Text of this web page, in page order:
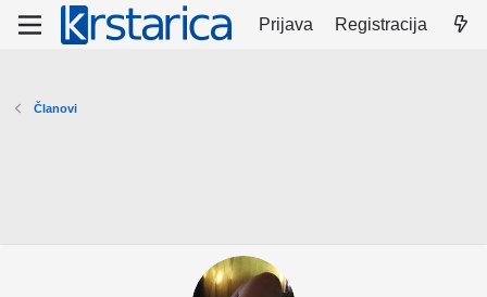
Prijava Registracija
Članovi